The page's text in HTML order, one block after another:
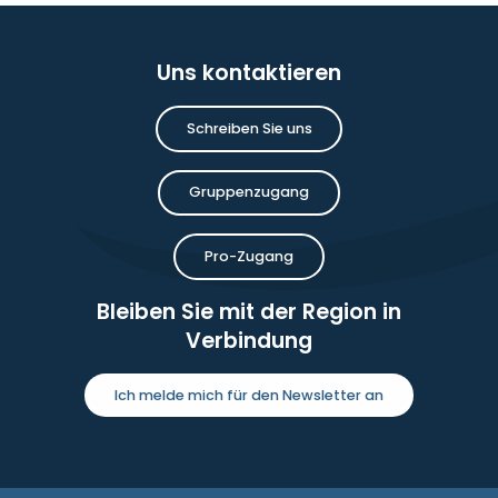
Uns kontaktieren
Schreiben Sie uns
Gruppenzugang
Pro-Zugang
Bleiben Sie mit der Region in
Verbindung
Ich melde mich für den Newsletter an